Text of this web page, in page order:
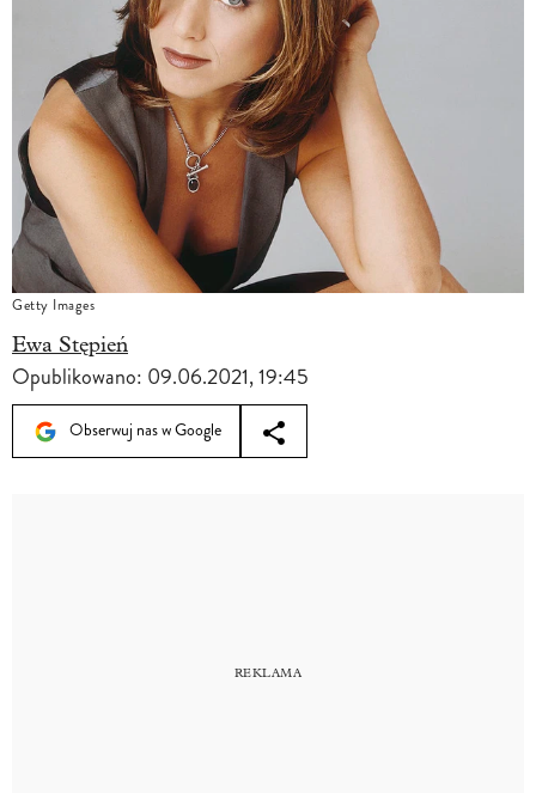
Getty Images
Ewa Stępień
Opublikowano: 09.06.2021, 19:45
Obserwuj nas w Google